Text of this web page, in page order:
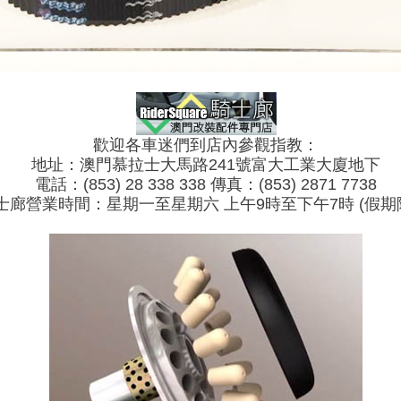
歡迎各車迷們到店內參觀指教：
地址：澳門慕拉士大馬路241號富大工業大廈地下
電話：(853) 28 338 338 傳真：(853) 2871 7738
廊營業時間：星期一至星期六 上午9時至下午7時 (假期